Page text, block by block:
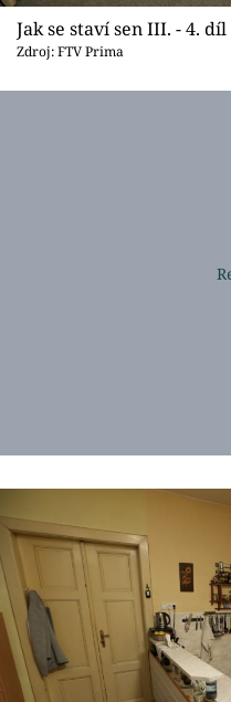
Jak se staví sen III. - 4.
Zdroj: FTV Prima